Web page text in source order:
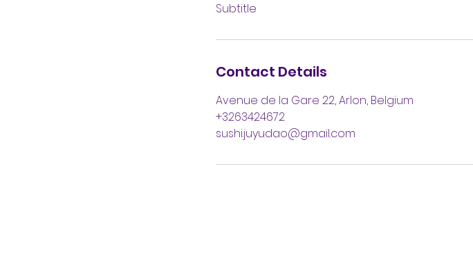
Subtitle
Contact Details
Avenue de la Gare 22, Arlon, Belgium
+3263424672
sushi.juyudao@gmail.com